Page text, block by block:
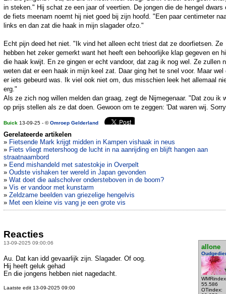
in steken." Hij schat ze een jaar of veertien. De jongen die de hengel dwars
de fiets meenam noemt hij niet goed bij zijn hoofd. "Een paar centimeter
links en dan zat die haak in mijn slagader ofzo."
Echt pijn deed het niet. "Ik vind het alleen echt triest dat ze doorfietsen. Ze
hebben het zeker gemerkt want het heeft een behoorlijke klap gegeven en
die haak kwijt. En ze gingen er echt vandoor, dat zag ik nog wel. Ze zullen
weten dat er een haak in mijn keel zat. Daar ging het te snel voor. Maar wel
er iets gebeurd was. Ik viel ook niet om, dus misschien leek het allemaal
erg."
Als ze zich nog willen melden dan graag, zegt de Nijmegenaar. "Dat zou ik
op prijs stellen als ze dat doen. Gewoon om te zeggen: 'Dat waren wij.
Buick 13-09-25 - ©Omroep Gelderland
Gerelateerde artikelen
» Fietsende Mark krijgt midden in Kampen vishaak in neus
» Fiets vliegt metershoog de lucht in na aanrijding en blijft hangen aan
straatnaambord
» Eend mishandeld met satestokje in Overpelt
» Oudste vishaken ter wereld in Japan gevonden
» Wat doet die aalscholver ondersteboven in de boom?
» Vis er vandoor met kunstarm
» Zeldzame beelden van griezelige hengelvis
» Met een kleine vis vang je een grote vis
Reacties
13-09-2025 09:00:06
allone
55.586
OTindex:
Au. Dat kan idd gevaarlijk zijn. Slagader. Of oog.
Hij heeft geluk gehad
En die jongens hebben niet nagedacht.
Laatste edit 13-09-2025 09:00